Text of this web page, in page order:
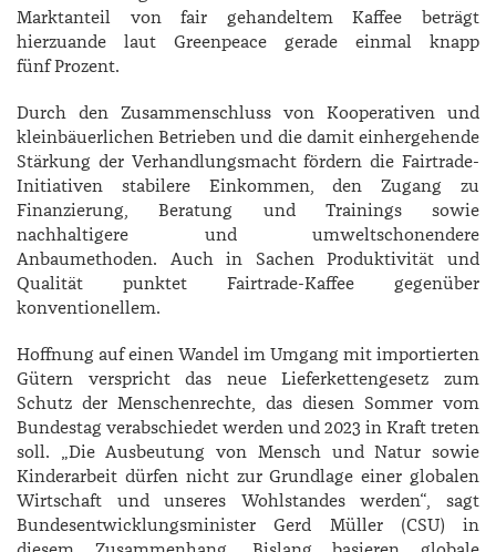
Marktanteil von fair gehandeltem Kaffee beträgt
hierzuande laut Greenpeace gerade einmal knapp
fünf Prozent.
Durch den Zusammenschluss von Kooperativen und
kleinbäuerlichen Betrieben und die damit einhergehende
Stärkung der Verhandlungsmacht fördern die Fairtrade-
Initiativen stabilere Einkommen, den Zugang zu
Finanzierung, Beratung und Trainings sowie
nachhaltigere und umweltschonendere
Anbaumethoden. Auch in Sachen Produktivität und
Qualität punktet Fairtrade-­Kaffee gegenüber
konventionellem.
Hoffnung auf einen Wandel im Umgang mit importierten
Gütern verspricht das neue Lieferkettengesetz zum
Schutz der Menschenrechte, das diesen Sommer vom
Bundestag verabschiedet werden und 2023 in Kraft treten
soll. „Die Ausbeutung von Mensch und Natur sowie
Kinderarbeit dürfen nicht zur Grundlage einer globalen
Wirtschaft und unseres Wohlstandes werden“, sagt
Bundesentwicklungsminister Gerd ­Müller (CSU) in